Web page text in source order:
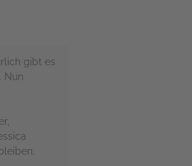
gibt es
Nun